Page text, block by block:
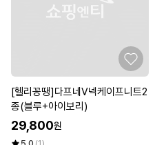
[헬리꽁땡]다프네V넥케이프니트2
종(블루+아이보리)
29,800원